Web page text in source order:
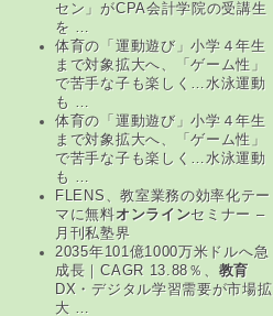
セン」がCPA会計学院の受講生
を …
体育の「運動遊び」小学４年生
まで対象拡大へ、「ゲーム性」
で苦手な子も楽しく…水泳運動
も …
体育の「運動遊び」小学４年生
まで対象拡大へ、「ゲーム性」
で苦手な子も楽しく…水泳運動
も …
FLENS、教室業務の効率化テー
マに無料オンラインセミナー –
月刊私塾界
2035年101億1000万米ドルへ急
成長｜CAGR 13.88％、 教育
DX・デジタル学習需要が市場拡
大 …